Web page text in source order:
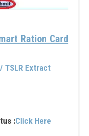
Ration Card
TSLR Extract
:Click Here